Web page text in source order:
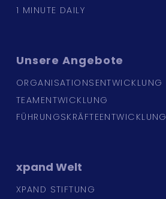
1 MINUTE DAILY
UnsereAngebote
ORGANISATIONSENTWICKLUNG
TEAMENTWICKLUNG
FÜHRUNGSKRÄFTEENTWICKLUNG
xpand Welt
XPAND STIFTUNG